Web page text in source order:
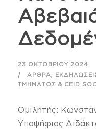
23 ΟΚΤΩΒΡΊΟΥ 2024
ΆΡΘΡΑ,
ΤΜΉΜΑΤΟΣ & CEID
Ομιλητής:
Υποψήφιος